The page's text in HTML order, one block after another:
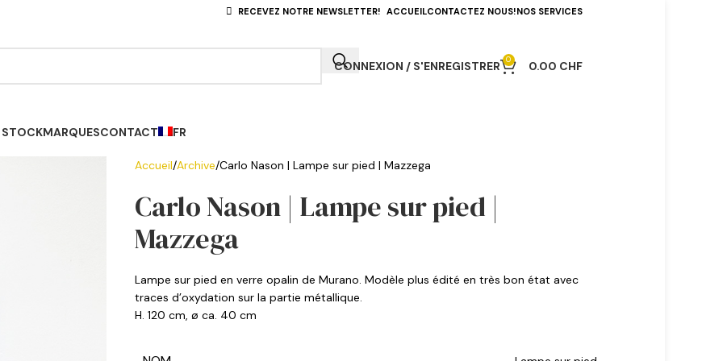
RECEVEZ NOTRE NEWSLETTER! ACCUEILCONTACTEZ NOUS!NOS SERVICES
CONNEXION / S'ENREGISTRER 0 0.00 CHF
STOCKMARQUESCONTACT FR
Accueil Archive Carlo Nason | Lampe sur pied | Mazzega
Carlo Nason | Lampe sur pied |
Mazzega
Lampe sur pied en verre opalin de Murano. Modèle plus édité en très bon état avec
traces d’oxydation sur la partie métallique.
H. 120 cm, ø ca. 40 cm